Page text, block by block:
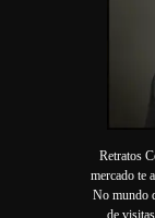
Retratos
mercado te
No mundo
de